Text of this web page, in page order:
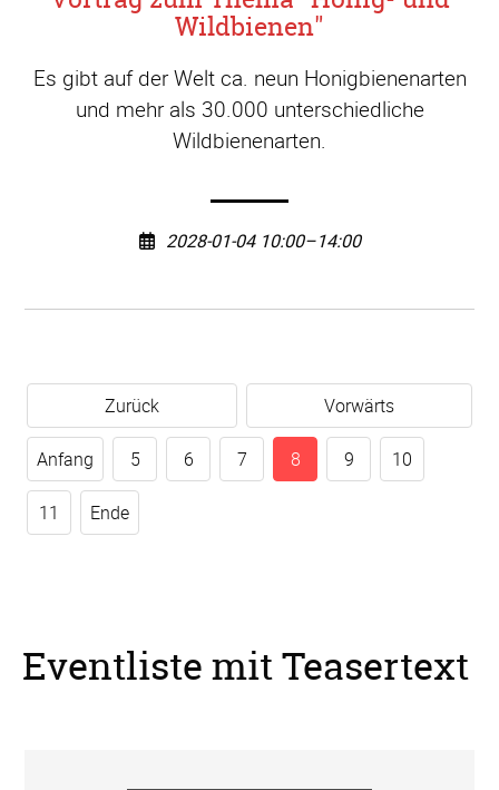
Wildbienen"
Es gibt auf der Welt ca. neun Honigbienenarten
und mehr als 30.000 unterschiedliche
Wildbienenarten.
2028-01-04 10:00–14:00
Zurück Vorwärts
Anfang 5 6 7 8 9 10
11 Ende
Eventliste mit Teasertext